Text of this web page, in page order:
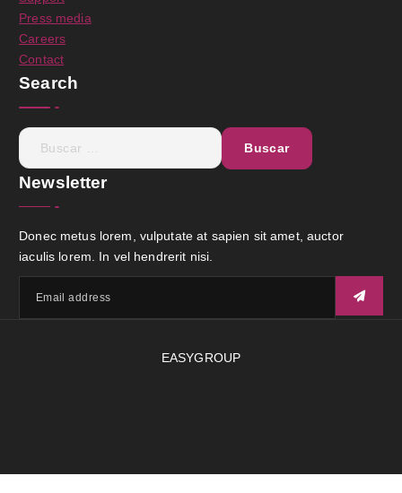
Press media
Careers
Contact
Search
Newsletter
Donec metus lorem, vulputate at sapien sit amet, auctor
iaculis lorem. In vel hendrerit nisi.
EASYGROUP